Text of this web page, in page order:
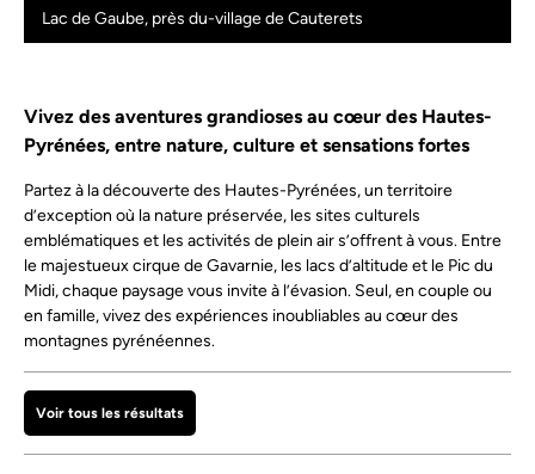
Lac de Gaube, près du-village de Cauterets
Vivez des aventures grandioses au cœur des Hautes-
Pyrénées, entre nature, culture et sensations fortes
Partez à la découverte des Hautes-Pyrénées, un territoire
d’exception où la nature préservée, les sites culturels
emblématiques et les activités de plein air s’offrent à vous. Entre
le majestueux cirque de Gavarnie, les lacs d’altitude et le Pic du
Midi, chaque paysage vous invite à l’évasion. Seul, en couple ou
en famille, vivez des expériences inoubliables au cœur des
montagnes pyrénéennes.
Voir tous les résultats